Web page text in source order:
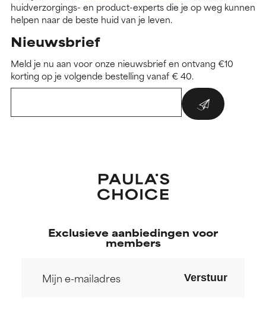
huidverzorgings- en product-experts die je op weg kunnen
helpen naar de beste huid van je leven.
Nieuwsbrief
Meld je nu aan voor onze nieuwsbrief en ontvang €10
korting op je volgende bestelling vanaf € 40.
Exclusieve aanbiedingen voor
members
Verstuur